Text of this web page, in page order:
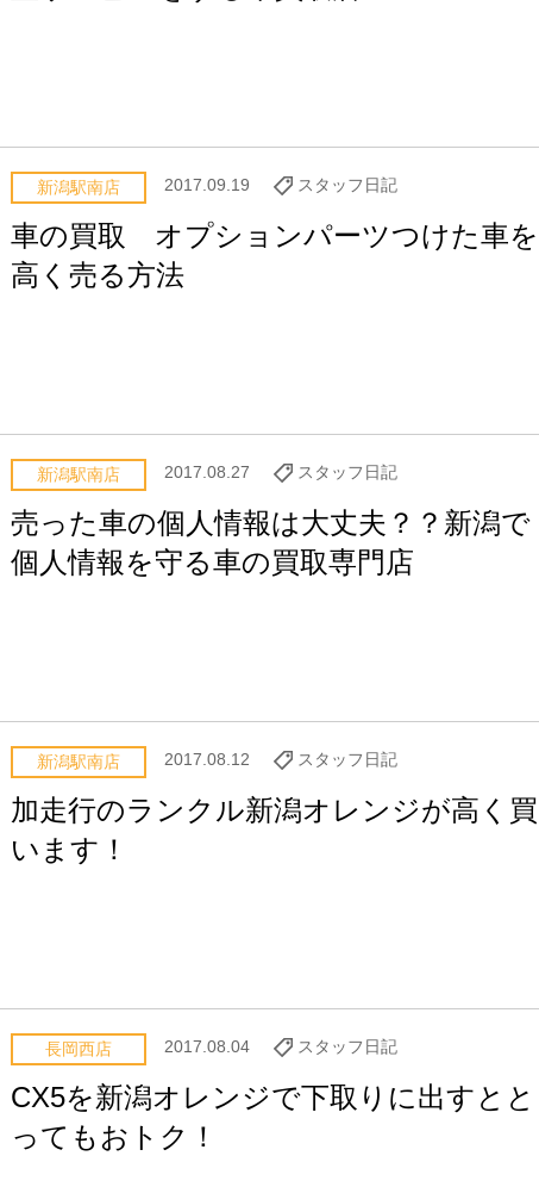
新潟駅南店 2017.09.19 スタッフ日記
車の買取 オプションパーツつけた車を
高く売る方法
新潟駅南店 2017.08.27 スタッフ日記
売った車の個人情報は大丈夫？？新潟で
個人情報を守る車の買取専門店
新潟駅南店 2017.08.12 スタッフ日記
加走行のランクル新潟オレンジが高く買
います！
長岡西店 2017.08.04 スタッフ日記
CX5を新潟オレンジで下取りに出すとと
ってもおトク！